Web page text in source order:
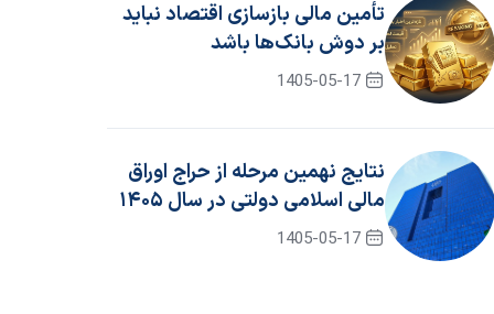
تأمین مالی بازسازی اقتصاد نباید
بر دوش بانک‌ها باشد
1405-05-17
نتایج نهمین مرحله از حراج اوراق
مالی اسلامی دولتی در سال ۱۴۰۵
/ جزئیات برگزاری حراج دهم
1405-05-17